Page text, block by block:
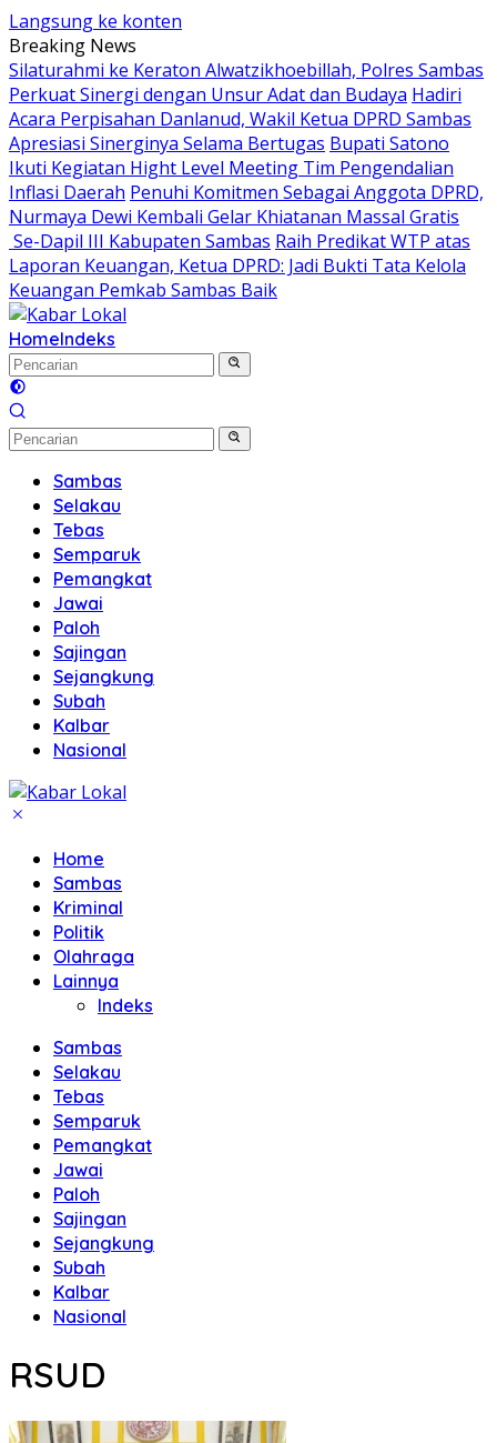
Langsung ke konten
Breaking News
Silaturahmi ke Keraton Alwatzikhoebillah, Polres Sambas
Perkuat Sinergi dengan Unsur Adat dan Budaya Hadiri
Acara Perpisahan Danlanud, Wakil Ketua DPRD Sambas
Apresiasi Sinerginya Selama Bertugas Bupati Satono
Ikuti Kegiatan Hight Level Meeting Tim Pengendalian
Inflasi Daerah Penuhi Komitmen Sebagai Anggota DPRD,
Nurmaya Dewi Kembali Gelar Khiatanan Massal Gratis
Se-Dapil III Kabupaten Sambas Raih Predikat WTP atas
Laporan Keuangan, Ketua DPRD: Jadi Bukti Tata Kelola
Keuangan Pemkab Sambas Baik
HomeIndeks
Sambas
Selakau
Tebas
Semparuk
Pemangkat
Jawai
Paloh
Sajingan
Sejangkung
Subah
Kalbar
Nasional
Home
Sambas
Kriminal
Politik
Olahraga
Lainnya
Indeks
Sambas
Selakau
Tebas
Semparuk
Pemangkat
Jawai
Paloh
Sajingan
Sejangkung
Subah
Kalbar
Nasional
RSUD